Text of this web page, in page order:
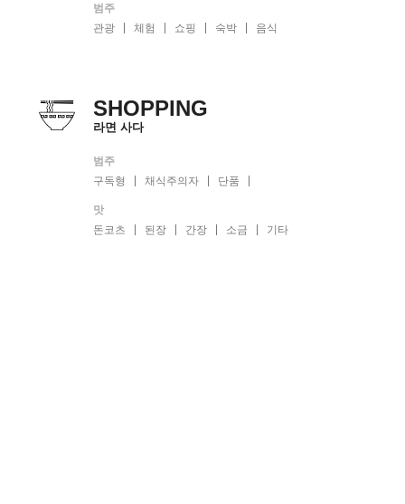
범주
관광
체험 쇼핑 숙박 음식
SHOPPING
라면 사다
범주
구독형
채식주의자 단품
맛
돈코츠
된장 간장 소금 기타